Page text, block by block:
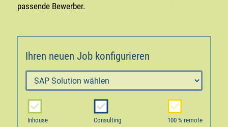
passende Bewerber.
Ihren neuen Job konfigurieren
Inhouse Consulting 100 % remote